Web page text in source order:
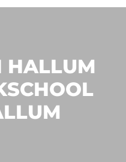
HALLUM